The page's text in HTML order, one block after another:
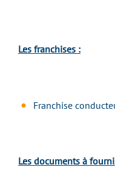
Les franchises :
Franchise
Les documents à